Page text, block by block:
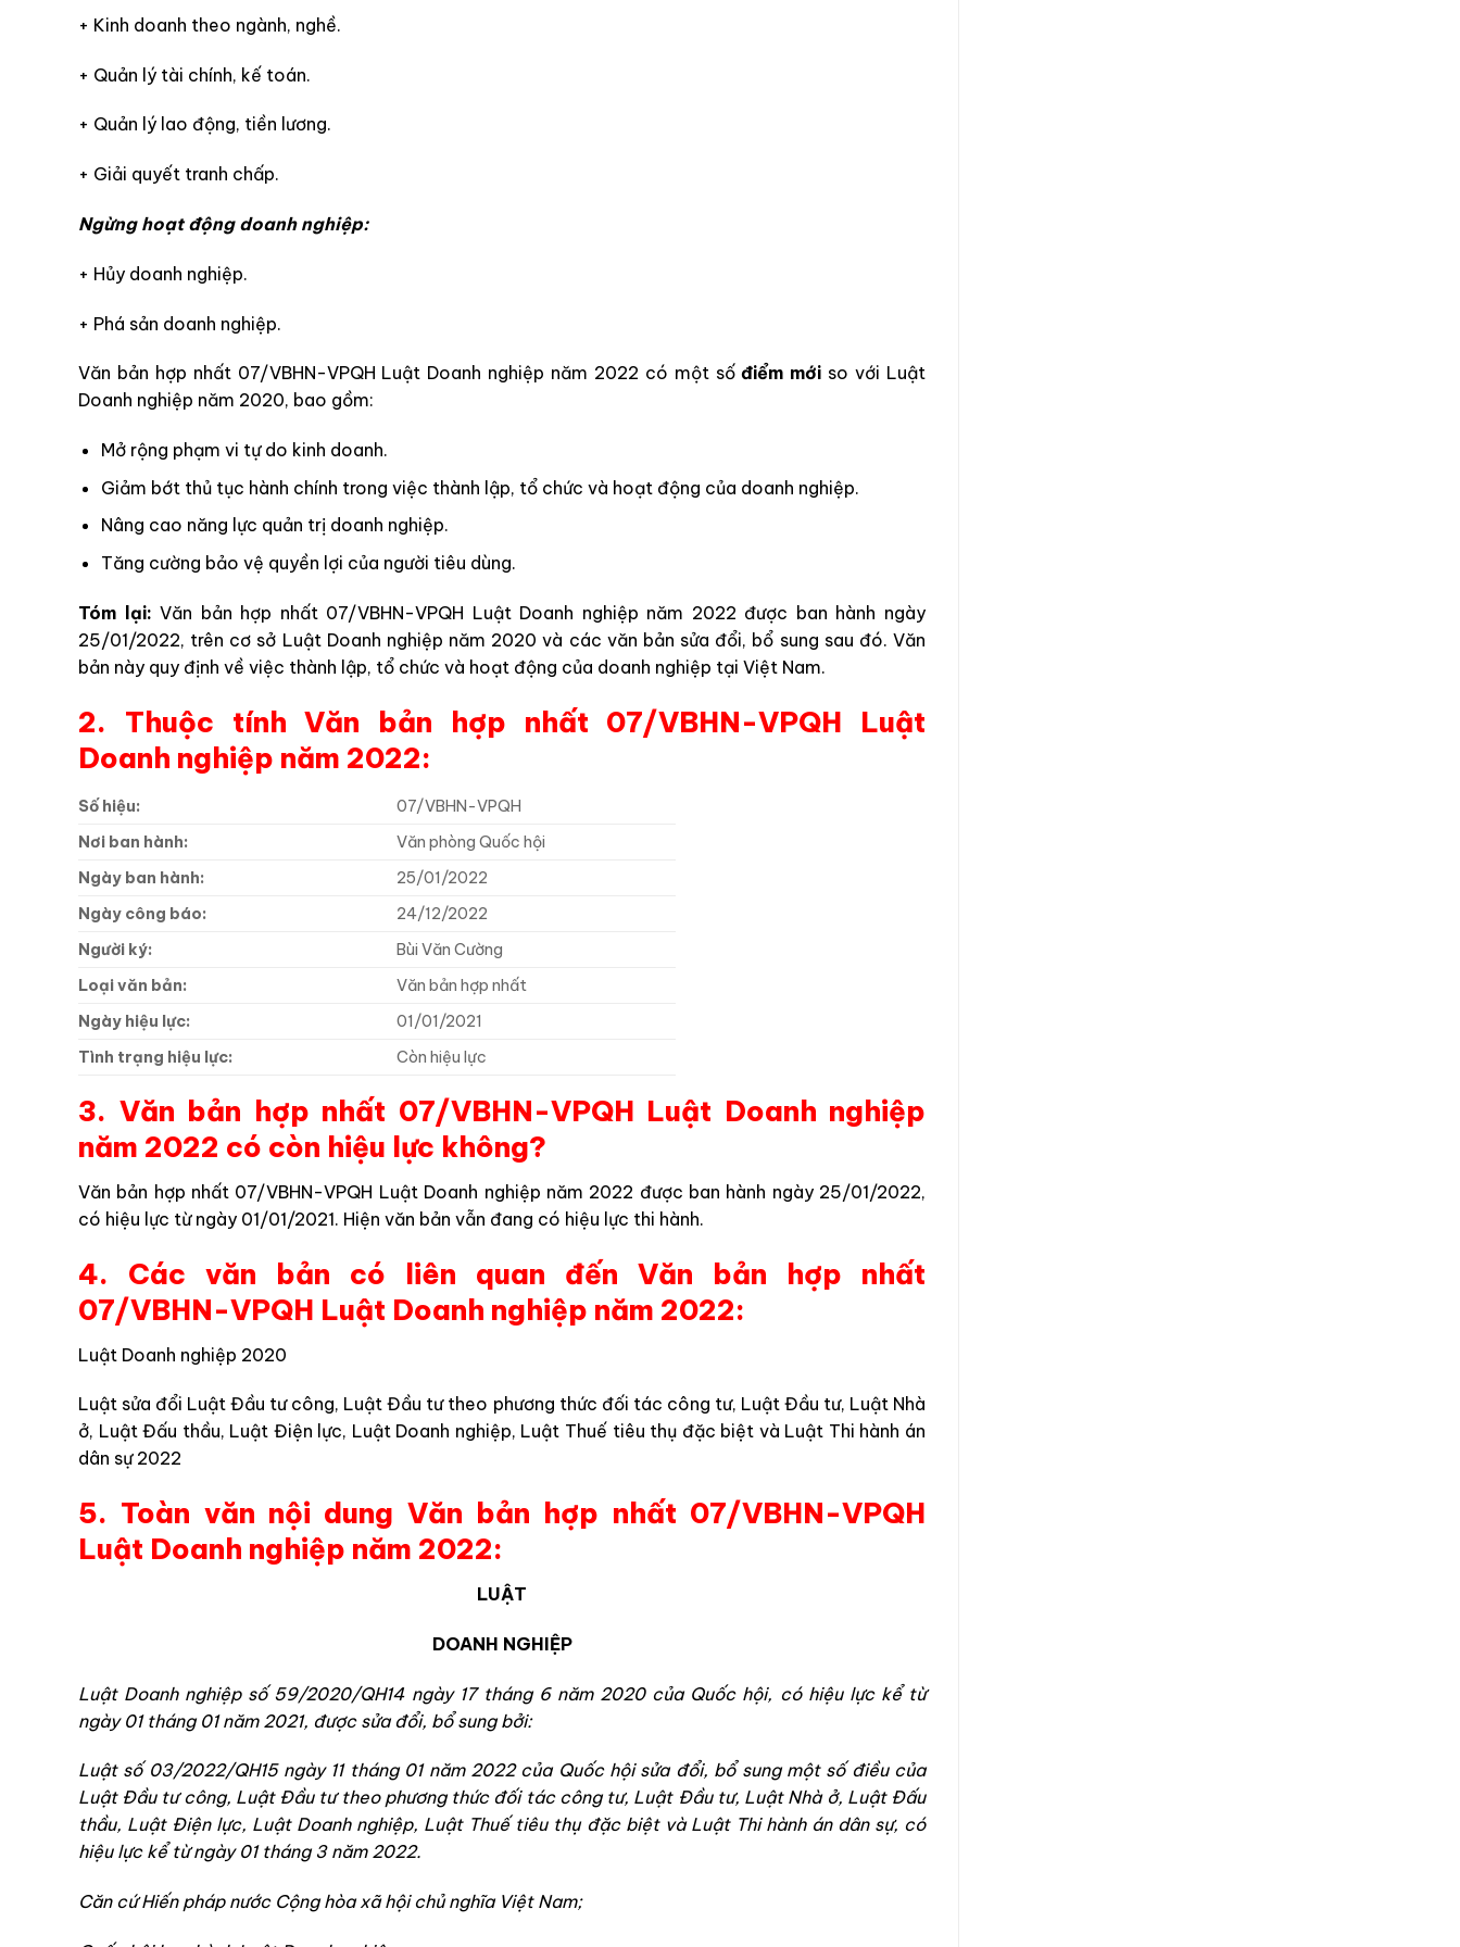
+ Kinh doanh theo ngành, nghề.
+ Quản lý tài chính, kế toán.
+ Quản lý lao động, tiền lương.
+ Giải quyết tranh chấp.
Ngừng hoạt động doanh nghiệp:
+ Hủy doanh nghiệp.
+ Phá sản doanh nghiệp.
Văn bản hợp nhất 07/VBHN-VPQH Luật Doanh nghiệp năm 2022 có một sốđiểm mới so với Luật
Doanh nghiệp năm 2020, bao gồm:
Mở rộng phạm vi tự do kinh doanh.
Giảm bớt thủ tục hành chính trong việc thành lập, tổ chức và hoạt động của doanh nghiệp.
Nâng cao năng lực quản trị doanh nghiệp.
Tăng cường bảo vệ quyền lợi của người tiêu dùng.
Tóm lại: Văn bản hợp nhất 07/VBHN-VPQH Luật Doanh nghiệp năm 2022 được ban hành ngày
25/01/2022, trên cơ sở Luật Doanh nghiệp năm 2020 và các văn bản sửa đổi, bổ sung sau đó. Văn
bản này quy định về việc thành lập, tổ chức và hoạt động của doanh nghiệp tại Việt Nam.
2. Thuộc tính Văn bản hợp nhất 07/VBHN-VPQH Luật
Doanh nghiệp năm 2022:
Số hiệu:
07/VBHN-VPQH
Nơi ban hành:
Văn phòng Quốc hội
Ngày ban hành:
25/01/2022
Ngày công báo:
24/12/2022
Người ký:
Bùi Văn Cường
Loại văn bản:
Văn bản hợp nhất
Ngày hiệu lực:
01/01/2021
Tình trạng hiệu lực:
Còn hiệu lực
3. Văn bản hợp nhất 07/VBHN-VPQH Luật Doanh nghiệp
năm 2022 có còn hiệu lực không?
Văn bản hợp nhất 07/VBHN-VPQH Luật Doanh nghiệp năm 2022 được ban hành ngày 25/01/2022,
có hiệu lực từ ngày 01/01/2021. Hiện văn bản vẫn đang có hiệu lực thi hành.
4. Các văn bản có liên quan đến Văn bản hợp nhất
07/VBHN-VPQH Luật Doanh nghiệp năm 2022:
Luật Doanh nghiệp 2020
Luật sửa đổi Luật Đầu tư công, Luật Đầu tư theo phương thức đối tác công tư, Luật Đầu tư, Luật Nhà
ở, Luật Đấu thầu, Luật Điện lực, Luật Doanh nghiệp, Luật Thuế tiêu thụ đặc biệt và Luật Thi hành án
dân sự 2022
5. Toàn văn nội dung Văn bản hợp nhất 07/VBHN-VPQH
Luật Doanh nghiệp năm 2022:
LUẬT
DOANH NGHIỆP
Luật Doanh nghiệp số 59/2020/QH14 ngày 17 tháng 6 năm 2020 của Quốc hội, có hiệu lực kể từ
ngày 01 tháng 01 năm 2021, được sửa đổi, bổ sung bởi:
Luật số 03/2022/QH15 ngày 11 tháng 01 năm 2022 của Quốc hội sửa đổi, bổ sung một số điều của
Luật Đầu tư công, Luật Đầu tư theo phương thức đối tác công tư, Luật Đầu tư, Luật Nhà ở, Luật Đấu
thầu, Luật Điện lực, Luật Doanh nghiệp, Luật Thuế tiêu thụ đặc biệt và Luật Thi hành án dân sự, có
hiệu lực kể từ ngày 01 tháng 3 năm 2022.
Căn cứ Hiến pháp nước Cộng hòa xã hội chủ nghĩa Việt Nam;